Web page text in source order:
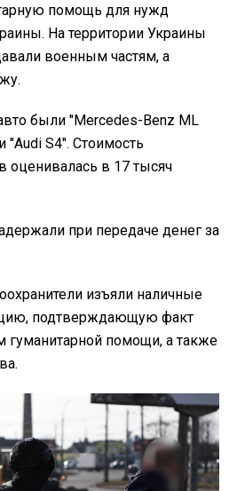
помощь для нужд
На территории Украины
военным частям, а
были "Mercedes-Benz ML
"Audi S4". Стоимость
оценивалась в 17 тысяч
при передаче денег за
изъяли наличные
подтверждающую факт
гуманитарной помощи, а также